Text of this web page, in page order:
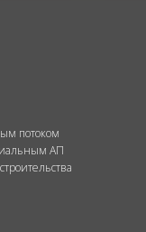
потоком
АП